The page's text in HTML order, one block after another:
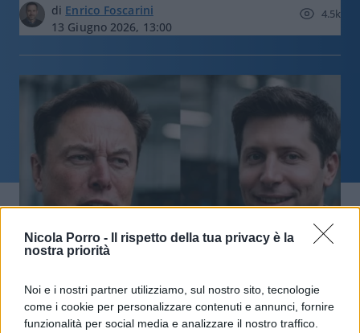
Nicola Porro -
Il rispetto della tua privacy è la
nostra priorità
Noi e i nostri partner utilizziamo, sul nostro sito, tecnologie
come i cookie per personalizzare contenuti e annunci, fornire
funzionalità per social media e analizzare il nostro traffico.
di Enrico Foscarini
13 Giugno 2026, 13:00
4.5k
Musk sconfitto in tribunale: OpenAI
ora corre verso Wall Street